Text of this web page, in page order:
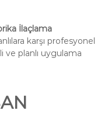
İlaçlama
karşı profesyonel
ve planlı uygulama